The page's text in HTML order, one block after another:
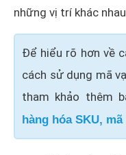
những vị trí khác
Để hiểu rõ hơn về
cách sử dụng mã
tham khảo thêm
hàng hóa SKU,